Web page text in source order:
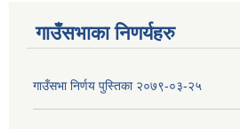
गाउँसभाका निणर्यहरु
गाउँसभा निर्णय पुस्तिका २०७९-०३-२५